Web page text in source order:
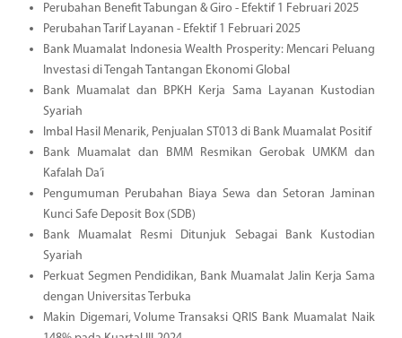
Perubahan Benefit Tabungan & Giro - Efektif 1 Februari 2025
Perubahan Tarif Layanan - Efektif 1 Februari 2025
Bank Muamalat Indonesia Wealth Prosperity: Mencari Peluang
Investasi di Tengah Tantangan Ekonomi Global
Bank Muamalat dan BPKH Kerja Sama Layanan Kustodian
Syariah
Imbal Hasil Menarik, Penjualan ST013 di Bank Muamalat Positif
Bank Muamalat dan BMM Resmikan Gerobak UMKM dan
Kafalah Da’i
Pengumuman Perubahan Biaya Sewa dan Setoran Jaminan
Kunci Safe Deposit Box (SDB)
Bank Muamalat Resmi Ditunjuk Sebagai Bank Kustodian
Syariah
Perkuat Segmen Pendidikan, Bank Muamalat Jalin Kerja Sama
dengan Universitas Terbuka
Makin Digemari, Volume Transaksi QRIS Bank Muamalat Naik